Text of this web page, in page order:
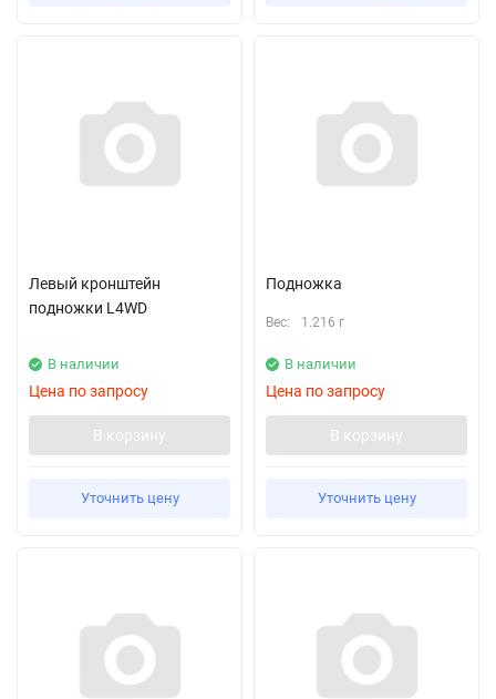
Левый кронштейн
подножки L4WD
В наличии
Цена по запросу
В корзину
Уточнить цену
Подножка
Вес: 1.216 г
В наличии
Цена по запросу
В корзину
Уточнить цену